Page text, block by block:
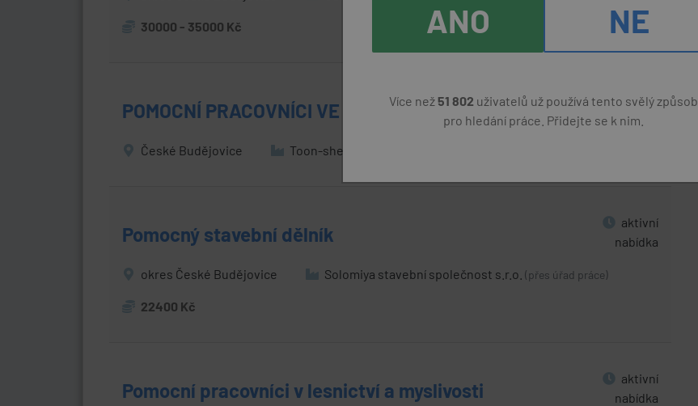
30000 - 35000 Kč
POMOCNÍ PRACOVNÍCI VE VÝROBĚ
aktivní
nabídka
České Budějovice Toon-shells spol. s r.o.
Pomocný stavební dělník
aktivní
nabídka
okres České Budějovice Solomiya stavební společnost s.r.o. (přes úřad práce)
22400 Kč
Pomocní pracovníci v lesnictví a myslivosti
aktivní
nabídka
ANO NE
Více než 51 802 uživatelů už používá tento svělý způsob
pro hledání práce. Přidejte se k nim.